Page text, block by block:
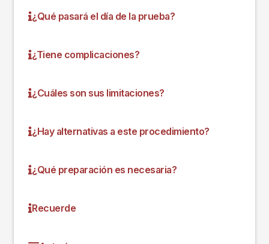
¿Qué pasará el día de la prueba?
¿Tiene complicaciones?
¿Cuáles son sus limitaciones?
¿Hay alternativas a este procedimiento?
¿Qué preparación es necesaria?
Recuerde